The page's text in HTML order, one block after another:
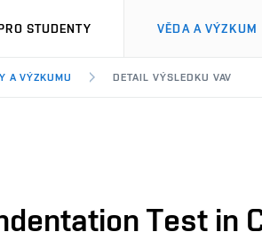
STUDENTY VĚDA A VÝZKUM
A VÝZKUMU DETAIL VÝSLEDKU VAV
Test in